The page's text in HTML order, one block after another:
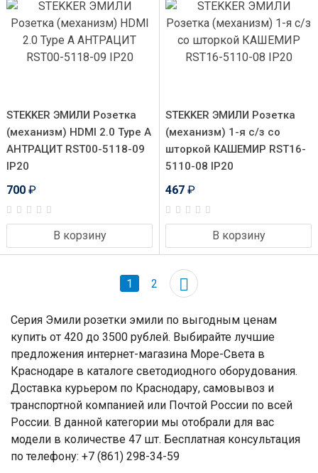
STEKKER ЭМИЛИ Розетка
(механизм) HDMI 2.0 Type A
АНТРАЦИТ RST00-5118-09
IP20
700 ₽
В корзину
STEKKER ЭМИЛИ Розетка
(механизм) 1-я с/з со
шторкой КАШЕМИР RST16-
5110-08 IP20
467 ₽
В корзину
1 2
Серия Эмили розетки эмили по выгодным ценам
купить от 420 до 3500 рублей. Выбирайте лучшие
предложения интернет-магазина Море-Света в
Краснодаре в каталоге светодиодного оборудования.
Доставка курьером по Краснодару, самовывоз и
транспортной компанией или Почтой России по всей
России. В данной категории мы отобрали для вас
модели в количестве 47 шт. Бесплатная консультация
по телефону: +7 (861) 298-34-59